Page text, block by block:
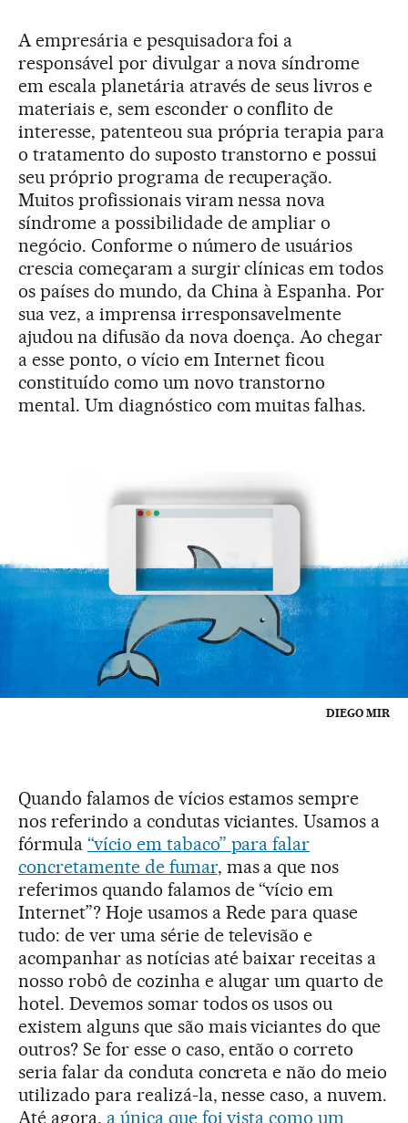
A empresária e pesquisadora foi a
responsável por divulgar a nova síndrome
em escala planetária através de seus livros e
materiais e, sem esconder o conflito de
interesse, patenteou sua própria terapia para
o tratamento do suposto transtorno e possui
seu próprio programa de recuperação.
Muitos profissionais viram nessa nova
síndrome a possibilidade de ampliar o
negócio. Conforme o número de usuários
crescia começaram a surgir clínicas em todos
os países do mundo, da China à Espanha. Por
sua vez, a imprensa irresponsavelmente
ajudou na difusão da nova doença. Ao chegar
a esse ponto, o vício em Internet ficou
constituído como um novo transtorno
mental. Um diagnóstico com muitas falhas.
DIEGO MIR
Quando falamos de vícios estamos sempre
nos referindo a condutas viciantes. Usamos a
fórmula “vício em tabaco” para falar
concretamente de fumar, mas a que nos
referimos quando falamos de “vício em
Internet”? Hoje usamos a Rede para quase
tudo: de ver uma série de televisão e
acompanhar as notícias até baixar receitas a
nosso robô de cozinha e alugar um quarto de
hotel. Devemos somar todos os usos ou
existem alguns que são mais viciantes do que
outros? Se for esse o caso, então o correto
seria falar da conduta concreta e não do meio
utilizado para realizá-la, nesse caso, a nuvem.
Até agora, a única que foi vista como um